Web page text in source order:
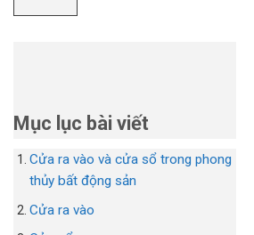
Mục lục bài viết
Cửa ra vào và cửa sổ trong phong
thủy bất động sản
Cửa ra vào